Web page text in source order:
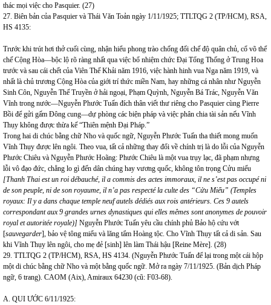
thác mọi việc cho Pasquier. (27)
27. Biên bản của Pasquier và Thái Văn Toản ngày 1/11/1925; TTLTQG 2 (TP/HCM), RSA,
HS 4135:
Trước khi trút hơi thở cuối cùng, nhận hiểu phong trào chống đối chế độ quân chủ, cổ võ thể
chế Cộng Hòa—bộc lộ rõ ràng nhất qua việc bổ nhiệm chức Đại Tổng Thống ở Trung Hoa
trước và sau cái chết của Viên Thế Khải năm 1916, việc hành hinh vua Nga năm 1919, và
nhất là chủ trương Cộng Hòa của giới trí thức miền Nam, hay những cá nhân như Nguyễn
Sinh Côn, Nguyễn Thế Truyền ở hải ngoại, Phạm Quỳnh, Nguyễn Bá Trác, Nguyễn Văn
Vĩnh trong nước—Nguyễn Phước Tuấn đích thân viết thư riêng cho Pasquier cùng Pierre
Bồi để gửi gấm Đông cung—dự phòng các biện pháp và việc phân chia tài sản nếu Vĩnh
Thụy không được thừa kế “Thiên mệnh Đại Pháp.”
Trong hai di chúc bằng chữ Nho và quốc ngữ, Nguyễn Phước Tuấn tha thiết mong muốn
Vĩnh Thụy được lên ngôi. Theo vua, tất cả những thay đổi về chính trị là do lỗi của Nguyễn
Phước Chiêu và Nguyễn Phước Hoãng: Phước Chiêu là một vua trụy lạc, đã phạm nhựng
lỗi vô đạo đức, chẳng lo gì đến dân chúng hay vương quốc, không tôn trọng Cửu miếu
[Thanh Thai est un roi débauché, il a commis des actes immoraux, il ne s’est pas occupé ni
de son peuple, ni de son royaume, il n’a pas respecté la culte des “Cửu Miếu” (Temples
royaux: Il y a dans chaque temple neuf autels dédiés aux rois antérieurs. Ces 9 autels
correspondant aux 9 grandes urnes dynastiques qui elles mêmes sont anonymes de pouvoir
royal et autoritée royale)] Nguyễn Phước Tuấn yêu cầu chính phủ Bảo hộ cứu vớt
[sauvegarder], bảo vệ tông miếu và lăng tẩm Hoàng tộc. Cho Vĩnh Thụy tất cả di sản. Sau
khi Vĩnh Thụy lên ngôi, cho mẹ đẻ [sinh] lên làm Thái hậu [Reine Mère]. (28)
29. TTLTQG 2 (TP/HCM), RSA, HS 4134. (Nguyễn Phước Tuấn để lại trong một cái hộp
một di chúc bằng chữ Nho và một bằng quốc ngữ. Mở ra ngày 7/11/1925. (Bản dịch Pháp
ngữ, 6 trang). CAOM (Aix), Amiraux 64230 (cũ: F03-68).
A. QUI ƯỚC 6/11/1925: